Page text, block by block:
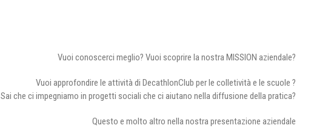
Vuoi conoscerci meglio? Vuoi scoprire la nostra MISSION aziendale?
Vuoi approfondire le attività di DecathlonClub per le colletività e le scuole ?
Sai che ci impegniamo in progetti sociali che ci aiutano nella diffusione della pratica?
Questo e molto altro nella nostra presentazione aziendale